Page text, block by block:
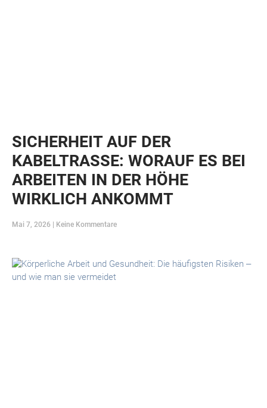
SICHERHEIT AUF DER
KABELTRASSE: WORAUF ES BEI
ARBEITEN IN DER HÖHE
WIRKLICH ANKOMMT
Mai 7, 2026 Keine Kommentare